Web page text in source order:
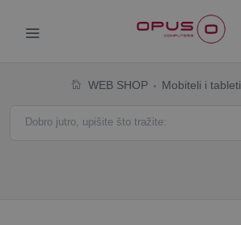
WEB SHOP Mobiteli i tableti